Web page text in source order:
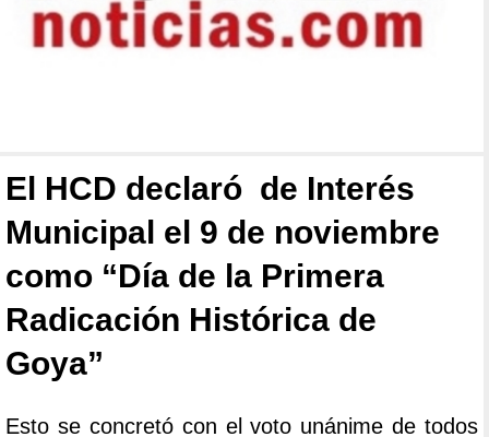
El HCD declaró de Interés
Municipal el 9 de noviembre
como “Día de la Primera
Radicación Histórica de
Goya”
Esto se concretó con el voto unánime de todos